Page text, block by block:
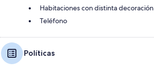
Habitaciones con distinta decoración
Teléfono
Políticas